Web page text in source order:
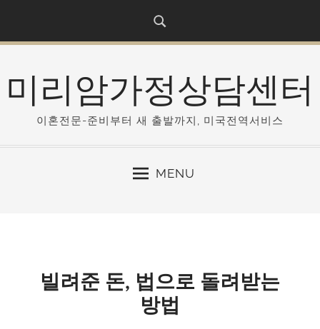
i
미리암가정상담센터
이혼전문-준비부터 새 출발까지, 미국전역서비스
MENU
빌려준 돈, 법으로 돌려받는
방법